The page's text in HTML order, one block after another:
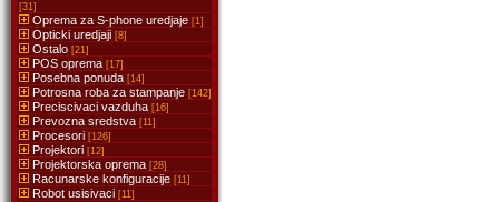
[31]
Oprema za S-phone uredjaje [1]
Opticki uredjaji [8]
Ostalo [21]
POS oprema [17]
Posebna ponuda [14]
Potrosna roba za stampanje [142]
Preciscivaci vazduha [16]
Prevozna sredstva [11]
Procesori [126]
Projektori [12]
Projektorska oprema [28]
Racunarske konfiguracije [11]
Robot usisivaci [11]